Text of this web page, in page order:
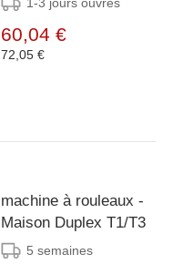
60,04 €
72,05 €
machine à rouleaux -
Maison Duplex T1/T3
5 semaines